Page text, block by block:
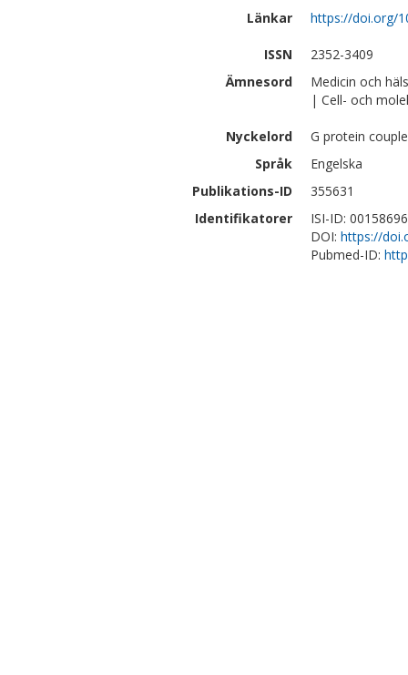
Länkar
https://doi.org/
ISSN
2352-3409
Ämnesord
Medicin och
| Cell- och
Nyckelord
G protein
Språk
Engelska
Publikations-ID
355631
Identifikatorer
ISI-ID:
DOI: https://
Pubmed-ID: